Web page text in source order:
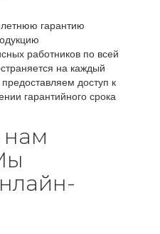
гарантию
работников по всей
на каждый
доступ к
гарантийного срока